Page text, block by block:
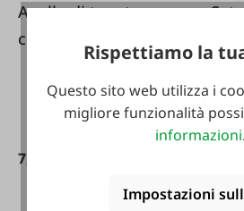
Anello di tenuta per
chiusura a battente,
confezione da 20
pezzi.
7,19 €*
Set
fatti
Rispettiamo la
Questo sito web utilizza i
migliore funzionalità
informazioni.
Impostazioni